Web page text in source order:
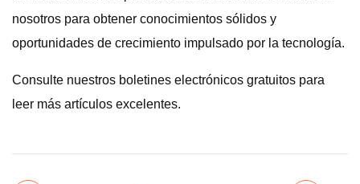
nosotros para obtener conocimientos sólidos y
oportunidades de crecimiento impulsado por la tecnología.
Consulte nuestros boletines electrónicos gratuitos para
leer más artículos excelentes.